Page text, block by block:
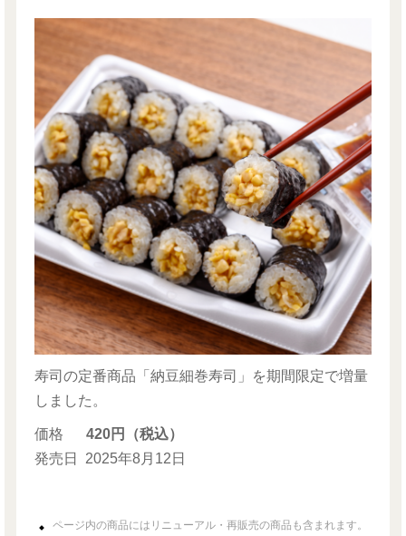
寿司の定番商品「納豆細巻寿司」を期間限定で増量
しました。
価格
420円（税込）
発売日
2025年8月12日
ページ内の商品にはリニューアル・再販売の商品も含まれます。